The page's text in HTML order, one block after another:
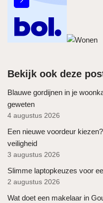
Bekijk ook deze
Blauwe gordijnen in je
geweten
4 augustus 2026
Een nieuwe voordeur
veiligheid
3 augustus 2026
Slimme laptopkeuzes voor
2 augustus 2026
Wat doet een makelaar in